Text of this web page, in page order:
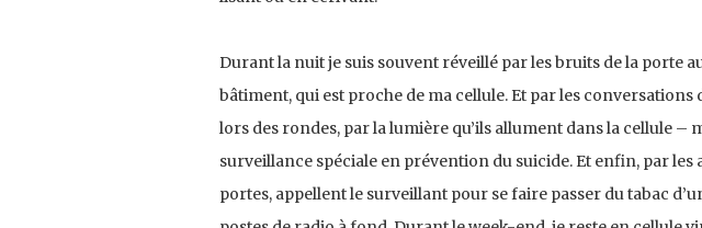
Durant la nuit je suis souvent réveillé par les bruits de la porte
bâtiment, qui est proche de ma cellule. Et par les
lors des rondes, par la lumière qu’ils allument dans la cellule –
surveillance spéciale en prévention du suicide. Et enfin, par
portes, appellent le surveillant pour se faire passer du tabac